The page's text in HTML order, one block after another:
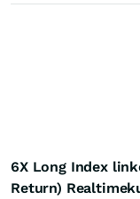
6X Long Index
Return)